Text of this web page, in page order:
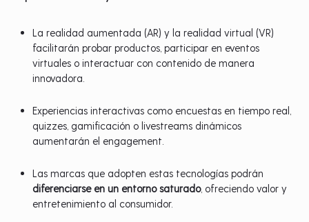
La realidad aumentada (AR) y la realidad virtual (VR)
facilitarán probar productos, participar en eventos
virtuales o interactuar con contenido de manera
innovadora.
Experiencias interactivas como encuestas en tiempo real,
quizzes, gamificación o livestreams dinámicos
aumentarán el engagement.
Las marcas que adopten estas tecnologías podrán
diferenciarse en un entorno saturado, ofreciendo valor y
entretenimiento al consumidor.